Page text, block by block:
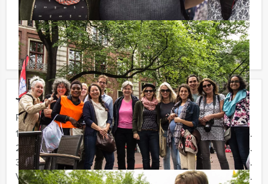
Jouw uitje
Prijs :
12 - 19 personen
€ 59,50 p.p.
20 - 29 personen
€ 56,50 p.p.
30 - 39 personen
€ 54,50 p.p.
Vanaf 40 personen
€ 52,50 p.p.
Komt u niet aan het minimale aantal deelnemers? Als u
bereid bent voor het minimale aantal te betalen, kunt u
ook gewoon voor minder personen boeken.